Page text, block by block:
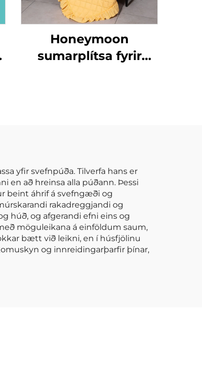
Honeymoon
sumarplítsa fyrir
yfir svefnpúða. Tilverfa hans er
en að hreinsa alla púðann. Þessi
beint áhrif á svefngæði og
rakadreggjandi og
húð, og afgerandi efni eins og
möguleikana á einföldum saum,
bætt við leikni, en í húsfjölinu
og innreidingarþarfir þínar,